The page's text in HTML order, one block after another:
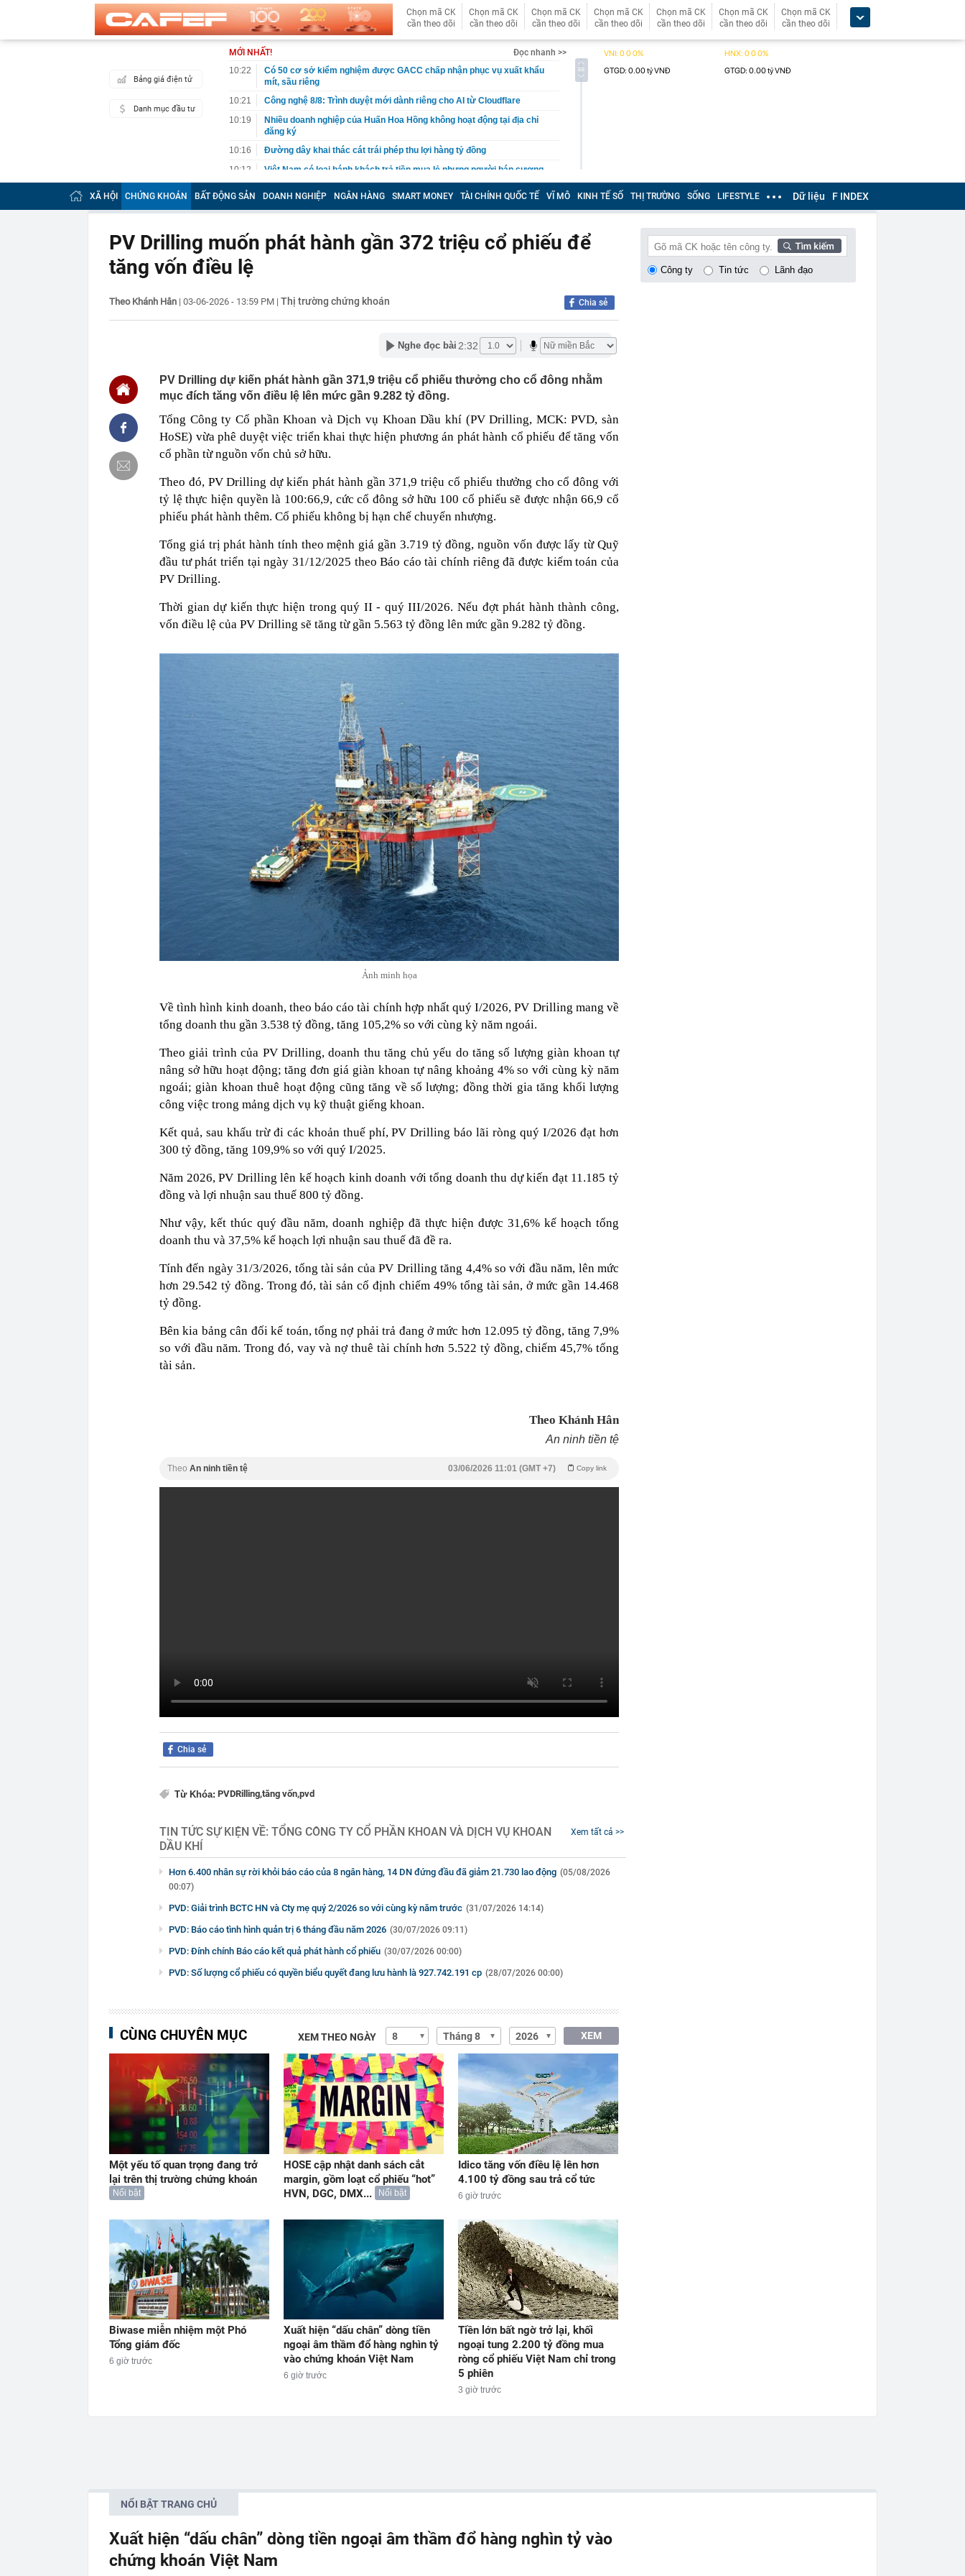
Chọn mã CK
cần theo dõi
Chọn mã CK
cần theo dõi
Chọn mã CK
cần theo dõi
Chọn mã CK
cần theo dõi
Chọn mã CK
cần theo dõi
Chọn mã CK
cần theo dõi
Chọn mã CK
cần theo dõi
Bảng giá điện tử
Danh mục đầu tư
MỚI NHẤT!
Đọc nhanh >>
10:22
Có 50 cơ sở kiểm nghiệm được GACC chấp nhận phục vụ xuất khẩu
mít, sầu riêng
10:21
Công nghệ 8/8: Trình duyệt mới dành riêng cho AI từ Cloudflare
10:19
Nhiều doanh nghiệp của Huấn Hoa Hồng không hoạt động tại địa chỉ
đăng ký
10:16
Đường dây khai thác cát trái phép thu lợi hàng tỷ đồng
10:12
Việt Nam có loại bánh khách trả tiền mua lẻ nhưng người bán cương
quyết từ chối, lý do nằm ngay trong cái tên
10:10
Dồn lực, quyết tâm đóng điện 14 dự án khu vực phía nam trong 5
tháng cuối năm
'khủng': Tuổi đời hơn 300 năm, được đấu giá gần 27 tỷ đồng
10:05
với nhan sắc trong trẻo
10:00
Bé trai 1 tuổi làm vỡ hộp giấy, khách sạn đòi đền 3,3 triệu đồng
Bên trong khu nghỉ dưỡng sang trọng nơi tổ chức hôn lễ của Ronaldo -
Georgina: Giá gần 40 triệu đồng/đêm, có quản gia riêng và hồ bơi vô
09:53
Mỹ vừa có động thái không ngờ với nền kinh tế 23.000 tỷ USD, phá vỡ
thông lệ hàng chục năm
09:52
Ra lệnh bắt khẩn cấp bảo mẫu Triệu Thị Tâm SN 1971
09:50
Kho bạc theo dõi sát tiến độ giải ngân vốn đầu tư công
09:50
Chủ đầu tư chưa thực hiện nghĩa vụ tài chính, cư dân bị 'treo' sổ hồng
Mỗi lần kéo giấy mới thấy tác dụng
09:48
Diễn viên Việt từ chối Trấn Thành đóng phim khác ai ngờ nổi tiếng hơn,
giờ được đề cử đẹp nhất thế giới
AI", từng là một trong 35 nhà phát minh xuất sắc nhất thế giới
09:46
Công an thông báo khẩn đến người dùng VNeID thực hiện giao dịch
nên chuẩn mực mới như thế nào?
XÃ HỘI CHỨNG KHOÁN BẤT ĐỘNG SẢN DOANH NGHIỆP NGÂN HÀNG SMART MONEY TÀI CHÍNH QUỐC TẾ VĨ MÔ KINH TẾ SỐ THỊ TRƯỜNG SỐNG LIFESTYLE Dữ liệu F INDEX
PV Drilling muốn phát hành gần 372 triệu cổ phiếu để
tăng vốn điều lệ
Theo Khánh Hân | 03-06-2026 - 13:59 PM | Thị trường chứng khoán Chia sẻ
Nghe đọc bài 2:32
PV Drilling dự kiến phát hành gần 371,9 triệu cổ phiếu thưởng cho cổ đông nhằm
mục đích tăng vốn điều lệ lên mức gần 9.282 tỷ đồng.
Tổng Công ty Cổ phần Khoan và Dịch vụ Khoan Dầu khí (PV Drilling, MCK: PVD, sàn
HoSE) vừa phê duyệt việc triển khai thực hiện phương án phát hành cổ phiếu để tăng vốn
cổ phần từ nguồn vốn chủ sở hữu.
Theo đó, PV Drilling dự kiến phát hành gần 371,9 triệu cổ phiếu thưởng cho cổ đông với
tỷ lệ thực hiện quyền là 100:66,9, cức cổ đông sở hữu 100 cổ phiếu sẽ được nhận 66,9 cổ
phiếu phát hành thêm. Cổ phiếu không bị hạn chế chuyển nhượng.
Tổng giá trị phát hành tính theo mệnh giá gần 3.719 tỷ đồng, nguồn vốn được lấy từ Quỹ
đầu tư phát triển tại ngày 31/12/2025 theo Báo cáo tài chính riêng đã được kiểm toán của
PV Drilling.
Thời gian dự kiến thực hiện trong quý II - quý III/2026. Nếu đợt phát hành thành công,
vốn điều lệ của PV Drilling sẽ tăng từ gần 5.563 tỷ đồng lên mức gần 9.282 tỷ đồng.
Ảnh minh họa
Về tình hình kinh doanh, theo báo cáo tài chính hợp nhất quý I/2026, PV Drilling mang về
tổng doanh thu gần 3.538 tỷ đồng, tăng 105,2% so với cùng kỳ năm ngoái.
Theo giải trình của PV Drilling, doanh thu tăng chủ yếu do tăng số lượng giàn khoan tự
nâng sở hữu hoạt động; tăng đơn giá giàn khoan tự nâng khoảng 4% so với cùng kỳ năm
ngoái; giàn khoan thuê hoạt động cũng tăng về số lượng; đồng thời gia tăng khối lượng
công việc trong mảng dịch vụ kỹ thuật giếng khoan.
Kết quả, sau khấu trừ đi các khoản thuế phí, PV Drilling báo lãi ròng quý I/2026 đạt hơn
300 tỷ đồng, tăng 109,9% so với quý I/2025.
Năm 2026, PV Drilling lên kế hoạch kinh doanh với tổng doanh thu dự kiến đạt 11.185 tỷ
đồng và lợi nhuận sau thuế 800 tỷ đồng.
Như vậy, kết thúc quý đầu năm, doanh nghiệp đã thực hiện được 31,6% kế hoạch tổng
doanh thu và 37,5% kế hoạch lợi nhuận sau thuế đã đề ra.
Tính đến ngày 31/3/2026, tổng tài sản của PV Drilling tăng 4,4% so với đầu năm, lên mức
hơn 29.542 tỷ đồng. Trong đó, tài sản cố định chiếm 49% tổng tài sản, ở mức gần 14.468
tỷ đồng.
Bên kia bảng cân đối kế toán, tổng nợ phải trả đang ở mức hơn 12.095 tỷ đồng, tăng 7,9%
so với đầu năm. Trong đó, vay và nợ thuê tài chính hơn 5.522 tỷ đồng, chiếm 45,7% tổng
tài sản.
Theo Khánh Hân
An ninh tiền tệ
Theo An ninh tiền tệ Copy link
03/06/2026 11:01 (GMT +7)
Chia sẻ
Từ Khóa: PVDRilling,tăng vốn,pvd
TIN TỨC SỰ KIỆN VỀ: TỔNG CÔNG TY CỔ PHẦN KHOAN VÀ DỊCH VỤ KHOAN
DẦU KHÍ
Xem tất cả >>
Hơn 6.400 nhân sự rời khỏi báo cáo của 8 ngân hàng, 14 DN đứng đầu đã giảm 21.730 lao động (05/08/2026
00:07)
PVD: Giải trình BCTC HN và Cty mẹ quý 2/2026 so với cùng kỳ năm trước (31/07/2026 14:14)
PVD: Báo cáo tình hình quản trị 6 tháng đầu năm 2026 (30/07/2026 09:11)
PVD: Đính chính Báo cáo kết quả phát hành cổ phiếu (30/07/2026 00:00)
PVD: Số lượng cổ phiếu có quyền biểu quyết đang lưu hành là 927.742.191 cp (28/07/2026 00:00)
CÙNG CHUYÊN MỤC XEM THEO NGÀY XEM
Một yếu tố quan trọng đang trở
lại trên thị trường chứng khoán
Nổi bật
HOSE cập nhật danh sách cắt
margin, gồm loạt cổ phiếu “hot”
HVN, DGC, DMX...
Nổi bật
Idico tăng vốn điều lệ lên hơn
4.100 tỷ đồng sau trả cổ tức
6 giờ trước
Biwase miễn nhiệm một Phó
Tổng giám đốc
6 giờ trước
Xuất hiện “dấu chân” dòng tiền
ngoại âm thầm đổ hàng nghìn tỷ
vào chứng khoán Việt Nam
6 giờ trước
Tiền lớn bất ngờ trở lại, khối
ngoại tung 2.200 tỷ đồng mua
ròng cổ phiếu Việt Nam chỉ trong
5 phiên
3 giờ trước
Công ty Tin tức Lãnh đạo
NỔI BẬT TRANG CHỦ
Xuất hiện “dấu chân” dòng tiền ngoại âm thầm đổ hàng nghìn tỷ vào
chứng khoán Việt Nam